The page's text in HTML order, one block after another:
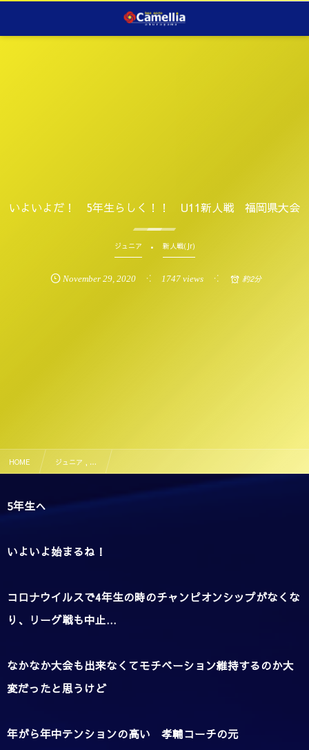
いよいよだ！ 5年生らしく！！ U11新人戦 福岡県大会
ジュニア 新人戦(Jr)
November 29 ,2020 1747 views 約2分
HOME ジュニア , …
いよいよだ！ 5年生らしく！！ U11新人戦 福岡県大会
5年生へ
いよいよ始まるね！
コロナウイルスで4年生の時のチャンピオンシップがなくな
り、リーグ戦も中止…
なかなか大会も出来なくてモチベーション維持するのか大
変だったと思うけど
年がら年中テンションの高い 孝輔コーチの元